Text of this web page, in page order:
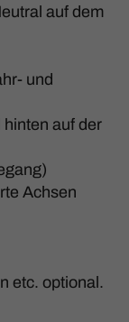
auf dem
und
hinten auf der
Achsen
etc. optional.